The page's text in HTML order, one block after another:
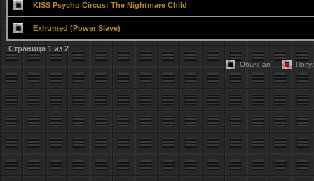
KISS Psycho Circus: The Nightmare Child
Exhumed (Power Slave)
Страница 1 из 2
Обычная